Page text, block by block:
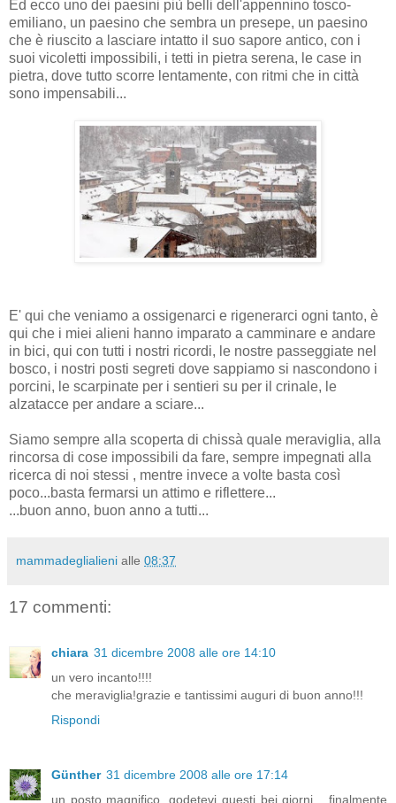
Ed ecco uno dei paesini più belli dell'appennino tosco-
emiliano, un paesino che sembra un presepe, un paesino
che è riuscito a lasciare intatto il suo sapore antico, con i
suoi vicoletti impossibili, i tetti in pietra serena, le case in
pietra, dove tutto scorre lentamente, con ritmi che in città
sono impensabili...
E' qui che veniamo a ossigenarci e rigenerarci ogni tanto, è
qui che i miei alieni hanno imparato a camminare e andare
in bici, qui con tutti i nostri ricordi, le nostre passeggiate nel
bosco, i nostri posti segreti dove sappiamo si nascondono i
porcini, le scarpinate per i sentieri su per il crinale, le
alzatacce per andare a sciare...
Siamo sempre alla scoperta di chissà quale meraviglia, alla
rincorsa di cose impossibili da fare, sempre impegnati alla
ricerca di noi stessi , mentre invece a volte basta così
poco...basta fermarsi un attimo e riflettere...
...buon anno, buon anno a tutti...
mammadeglialieni alle 08:37
17 commenti:
chiara 31 dicembre 2008 alle ore 14:10
un vero incanto!!!!
che meraviglia!grazie e tantissimi auguri di buon anno!!!
Rispondi
Günther 31 dicembre 2008 alle ore 17:14
un posto magnifico, godetevi questi bei giorni... finalmente